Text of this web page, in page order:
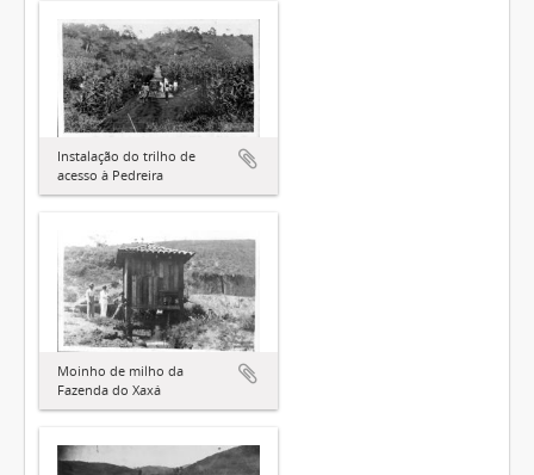
Instalação do trilho de
acesso à Pedreira
Moinho de milho da
Fazenda do Xaxá